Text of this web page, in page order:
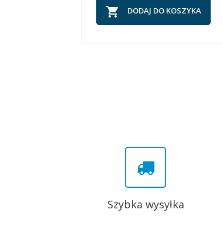
 DODAJ DO KOSZYKA
Szybka wysyłka